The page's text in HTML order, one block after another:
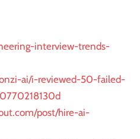
interview-trends-
ai/i-reviewed-50-failed-
post/hire-ai-